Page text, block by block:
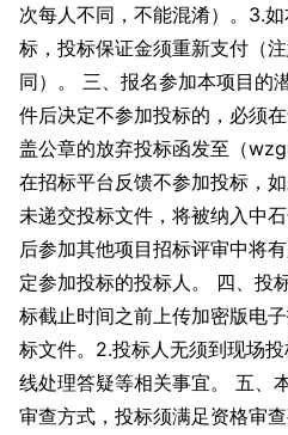
次每人不同，不能混淆）。3.
标，投标保证金须重新支付（
同）。 三、报名参加本项目的
件后决定不参加投标的，必须
盖公章的放弃投标函发至（
在招标平台反馈不参加投标，
未递交投标文件，将被纳入中
后参加其他项目招标评审中将
定参加投标的投标人。 四、投
标截止时间之前上传加密版电
标文件。2.投标人无须到现场
线处理答疑等相关事宜。 五、
审查方式，投标须满足资格审